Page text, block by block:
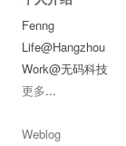
Fenng
Life@Hangzhou
Work@无码科技
更多...
Weblog